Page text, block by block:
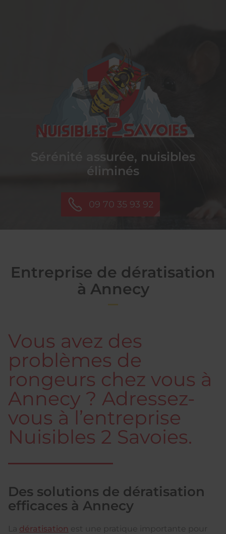
Sérénité assurée, nuisibles
éliminés
09 70 35 93 92
Entreprise de dératisation
à Annecy
Vous avez des
problèmes de
rongeurs chez vous à
Annecy ? Adressez-
vous à l’entreprise
Nuisibles 2 Savoies.
Des solutions de dératisation
efficaces à Annecy
La dératisation est une pratique importante pour